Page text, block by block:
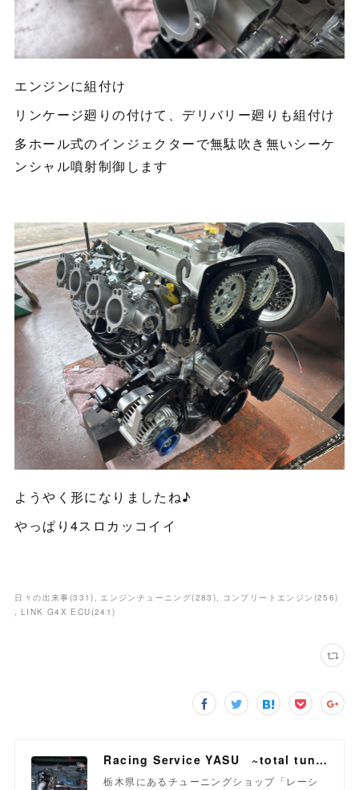
エンジンに組付け
リンケージ廻りの付けて、デリバリー廻りも組付け
多ホール式のインジェクターで無駄吹き無いシーケ
ンシャル噴射制御します
ようやく形になりましたね♪
やっぱり4スロカッコイイ
日々の出来事(331) エンジンチューニング(283 ) コンプリートエンジン (256)
LINK G4X ECU(241)
Racing Service YASU ~total tuning proshop~
栃木県にあるチューニングショップ「レーシ